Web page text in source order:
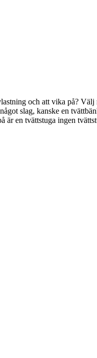
och att vika på?
slag, kanske en
är en tvättstuga ingen